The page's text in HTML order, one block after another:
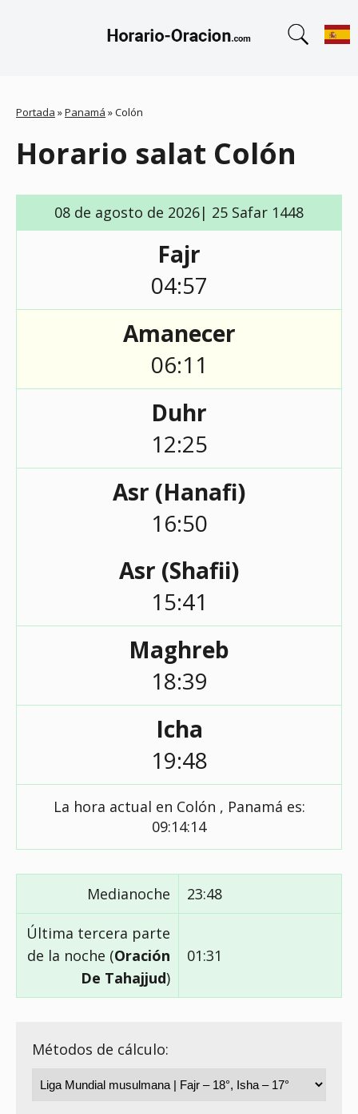
Portada »Panamá »Colón
Horario salat Colón
08 de agosto de 2026| 25 Safar 1448
Fajr
04:57
Amanecer
06:11
Duhr
12:25
Asr (Hanafi)
16:50
Asr (Shafii)
15:41
Maghreb
18:39
Icha
19:48
La hora actual en Colón , Panamá es:
09:14:15
Medianoche 23:48
Última tercera parte
de la noche (Oración
De Tahajjud)
01:31
Métodos de cálculo: